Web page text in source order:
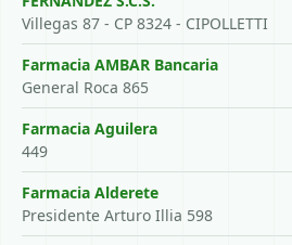
Villegas 87 - CP 8324 - CIPOLLETTI
Farmacia AMBAR Bancaria
General Roca 865
Farmacia Aguilera
449
Farmacia Alderete
Presidente Arturo Illia 598